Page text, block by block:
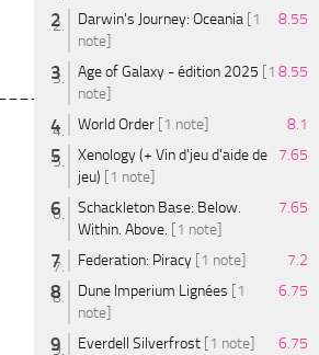
Darwin's Journey: Oceania [1
note]
8.55
Age of Galaxy - édition 2025 [1
note]
8.55
World Order [1 note]
8.1
Xenology (+ Vin d'jeu d'aide de
jeu) [1 note]
7.65
Schackleton Base: Below.
Within. Above. [1 note]
7.65
Federation: Piracy [1 note]
7.2
Dune Imperium Lignées [1
note]
6.75
Everdell Silverfrost [1 note]
6.75